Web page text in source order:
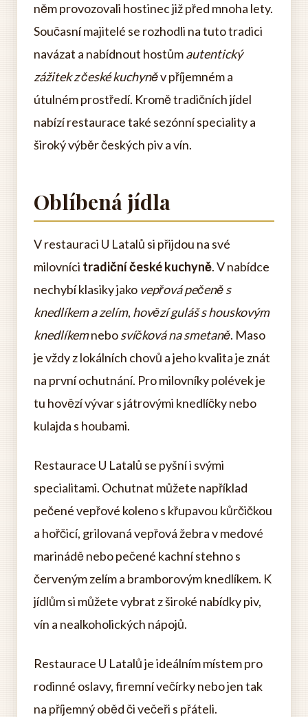
něm provozovali hostinec již před mnoha lety.
Současní majitelé se rozhodli na tuto tradici
navázat a nabídnout hostůmautentický
zážitek z české kuchyněv příjemném a
útulném prostředí. Kromě tradičních jídel
nabízí restaurace také sezónní speciality a
široký výběr českých piv a vín.
Oblíbená jídla
V restauraci U Latalů si přijdou na své
milovníci tradiční české kuchyně. V nabídce
nechybí klasiky jako vepřová pečeně s
knedlíkem a zelím, hovězí guláš s houskovým
knedlíkemnebosvíčková na smetaně. Maso
je vždy z lokálních chovů a jeho kvalita je znát
na první ochutnání. Pro milovníky polévek je
tu hovězí vývar s játrovými knedlíčky nebo
kulajda s houbami.
Restaurace U Latalů se pyšní i svými
specialitami. Ochutnat můžete například
pečené vepřové koleno s křupavou kůrčičkou
a hořčicí, grilovaná vepřová žebra v medové
marinádě nebo pečené kachní stehno s
červeným zelím a bramborovým knedlíkem. K
jídlům si můžete vybrat z široké nabídky piv,
vín a nealkoholických nápojů.
Restaurace U Latalů je ideálním místem pro
rodinné oslavy, firemní večírky nebo jen tak
na příjemný oběd či večeři s přáteli.